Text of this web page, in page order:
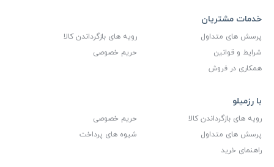
خدمات مشتریان
پرسش های متداول
رویه های بازگرداندن کالا
شرایط و قوانین
حریم خصوصی
همکاری در فروش
با رزمیلو
رویه های بازگرداندن کالا
حریم خصوصی
پرسش های متداول
شیوه های پرداخت
راهنمای خرید